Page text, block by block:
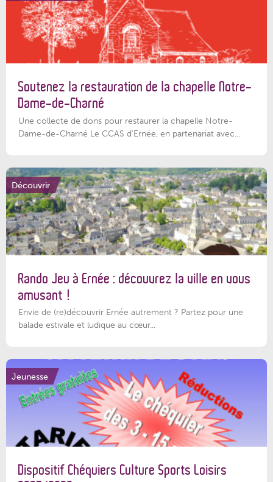
Soutenez la restauration de la chapelle Notre-
Dame-de-Charné
Une collecte de dons pour restaurer la chapelle Notre-
Dame-de-Charné Le CCAS d’Ernée, en partenariat avec...
Découvrir
Rando Jeu à Ernée : découvrez la ville en vous
amusant !
Envie de (re)découvrir Ernée autrement ? Partez pour une
balade estivale et ludique au cœur...
Jeunesse
Dispositif Chéquiers Culture Sports Loisirs